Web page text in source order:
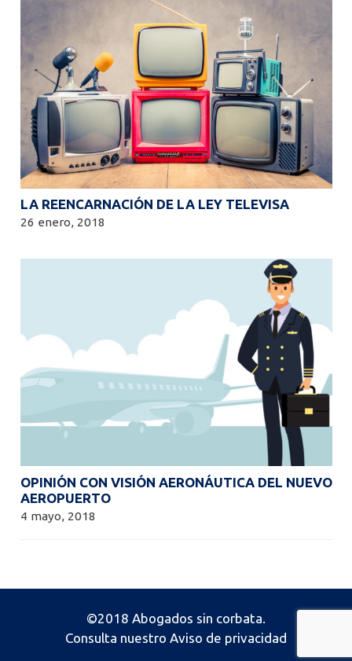
LA REENCARNACIÓN DE LA LEY TELEVISA
26 enero, 2018
OPINIÓN CON VISIÓN AERONÁUTICA DEL NUEVO
AEROPUERTO
4 mayo, 2018
©2018 Abogados sin corbata.
Consulta nuestro Aviso de privacidad